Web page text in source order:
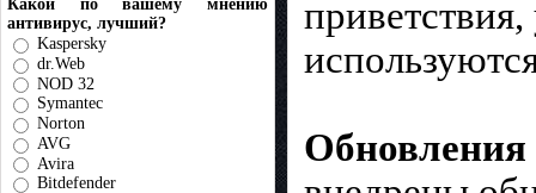
Какой по вашему мнению
антивирус, лучший?
Kaspersky
dr.Web
NOD 32
Symantec
Norton
AVG
Avira
Bitdefender
Обновления